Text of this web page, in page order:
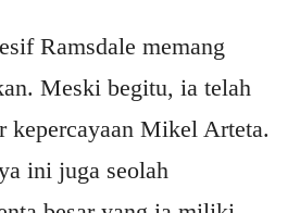
Ramsdale memang
Meski begitu, ia telah
kepercayaan Mikel Arteta.
ini juga seolah